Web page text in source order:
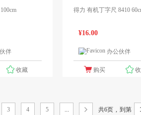
伴
收藏
得力 有机丁字尺 8410
¥16.00
办公伙伴
购买
3 4 5 ... 共6页 到第